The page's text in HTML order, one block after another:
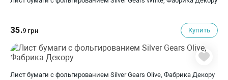
35.9 грн Купить
Лист бумаги с фольгированием Silver Gears Olive, Фабрика Декору